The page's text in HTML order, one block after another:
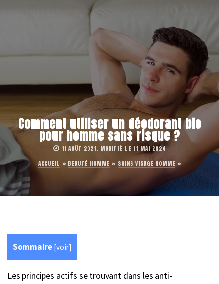
Comment utiliser un déodorant bio
pour homme sans risque ?
11 AOÛT 2021, MODIFIÉ LE 11 MAI 2024
ACCUEIL » BEAUTÉ HOMME » SOINS VISAGE HOMME »
Sommaire [voir]
Les principes actifs se trouvant dans les anti-